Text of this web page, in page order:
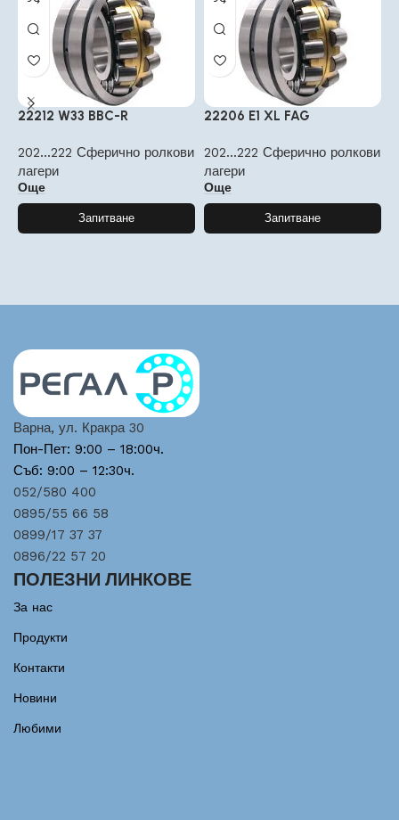
22212 W33 BBC-R
202...222 Сферично ролкови
лагери
Още
Запитване
22206 E1 XL FAG
202...222 Сферично ролкови
лагери
Още
Запитване
Варна, ул. Кракра 30
Пон-Пет: 9:00 – 18:00ч.
Съб: 9:00 – 12:30ч.
052/580 400
0895/55 66 58
0899/17 37 37
0896/22 57 20
ПОЛЕЗНИ ЛИНКОВЕ
За нас
Продукти
Контакти
Новини
Любими